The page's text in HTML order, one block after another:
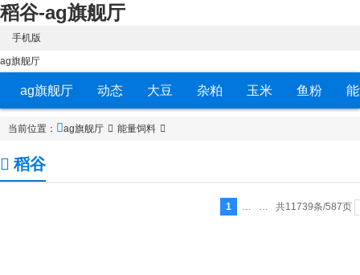
稻谷-ag旗舰厅
手机版
ag旗舰厅
ag旗舰厅 动态 大豆 杂粕 玉米 鱼粉
当前位置： ag旗舰厅 能量饲料
稻谷
1 … … 共11739条/587页